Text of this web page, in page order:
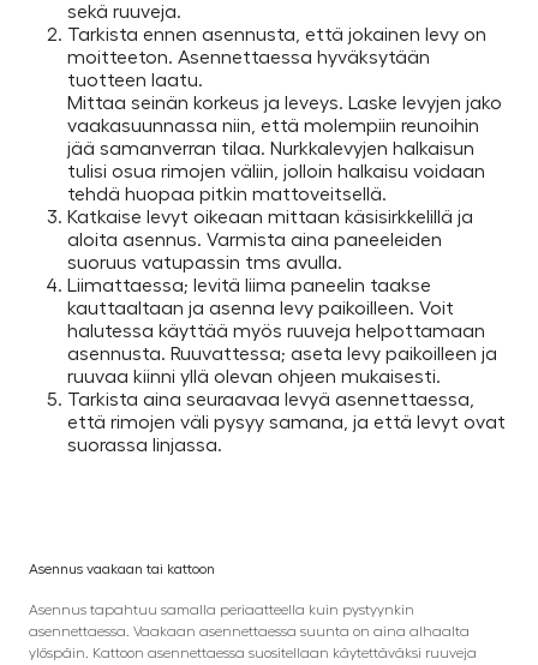
sekä ruuveja.
Tarkista ennen asennusta, että jokainen levy on
moitteeton. Asennettaessa hyväksytään
tuotteen laatu.
Mittaa seinän korkeus ja leveys. Laske levyjen jako
vaakasuunnassa niin, että molempiin reunoihin
jää samanverran tilaa. Nurkkalevyjen halkaisun
tulisi osua rimojen väliin, jolloin halkaisu voidaan
tehdä huopaa pitkin mattoveitsellä.
Katkaise levyt oikeaan mittaan käsisirkkelillä ja
aloita asennus. Varmista aina paneeleiden
suoruus vatupassin tms avulla.
Liimattaessa; levitä liima paneelin taakse
kauttaaltaan ja asenna levy paikoilleen. Voit
halutessa käyttää myös ruuveja helpottamaan
asennusta. Ruuvattessa; aseta levy paikoilleen ja
ruuvaa kiinni yllä olevan ohjeen mukaisesti.
Tarkista aina seuraavaa levyä asennettaessa,
että rimojen väli pysyy samana, ja että levyt ovat
suorassa linjassa.
Asennus vaakaan tai kattoon
Asennus tapahtuu samalla periaatteella kuin pystyynkin
asennettaessa. Vaakaan asennettaessa suunta on aina alhaalta
ylöspäin. Kattoon asennettaessa suositellaan käytettäväksi ruuveja